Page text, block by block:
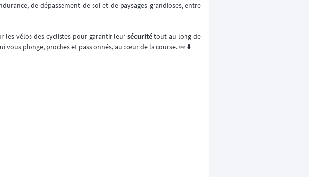
de dépassement de soi et de paysages grandioses, entre
les vélos des cyclistes pour garantir leursécurité tout au long de
vous plonge, proches et passionnés, au cœur de la course. 👀 ⬇️